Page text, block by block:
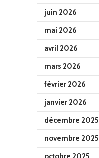
juin 2026
mai 2026
avril 2026
mars 2026
février 2026
janvier 2026
décembre 2025
novembre 2025